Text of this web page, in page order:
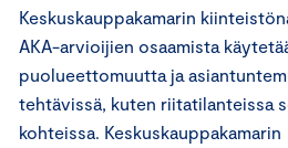
Keskuskauppakamarin
AKA-arvioijien osaamista
puolueettomuutta ja
tehtävissä, kuten riitatilanteissa
kohteissa. Keskuskauppakamarin